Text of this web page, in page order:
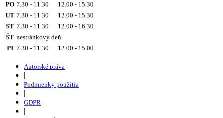
PO 7.30 - 11.30 12.00 - 15.30
UT 7.30 - 11.30 12.00 - 15.30
ST 7.30 - 11.30 12.00 - 16.30
ŠT nestránkový deň
PI 7.30 - 11.30 12.00 - 15.00
Autorské práva
|
Podmienky použitia
|
GDPR
|